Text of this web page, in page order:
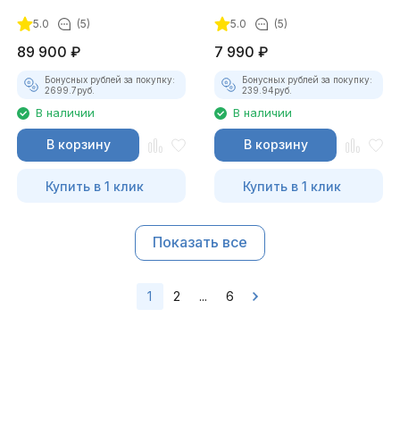
5.0 (5)
89 900 ₽
Бонусных рублей за покупку:
2699.7руб.
В наличии
В корзину
Купить в 1 клик
5.0 (5)
7 990 ₽
Бонусных рублей за покупку:
239.94руб.
В наличии
В корзину
Купить в 1 клик
Показать все
1 2 ... 6